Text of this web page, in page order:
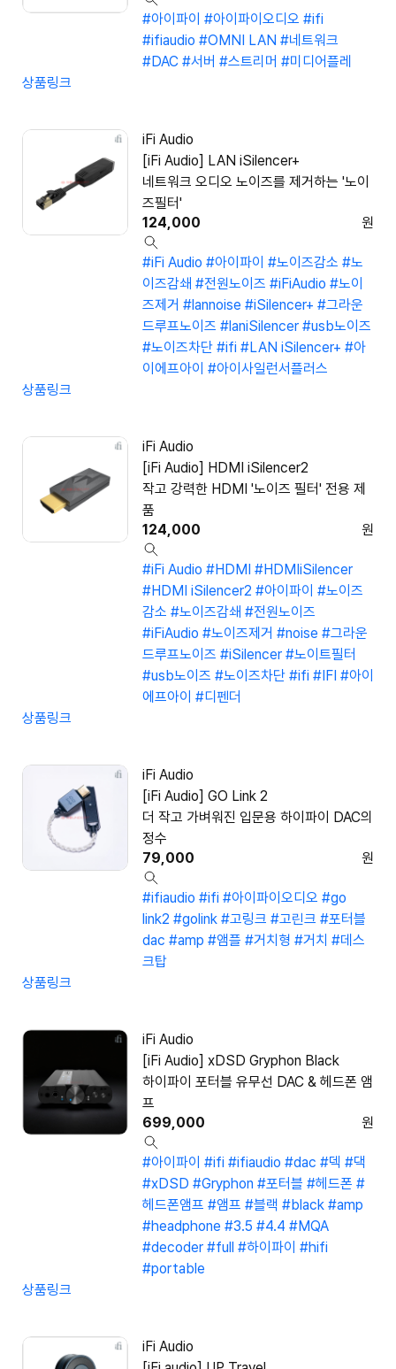
#아이파이 #아이파이오디오 #ifi
#ifiaudio #OMNI LAN #네트워크
#DAC #서버 #스트리머 #미디어플레
상품링크
iFi Audio
[iFi Audio] LAN iSilencer+
네트워크 오디오 노이즈를 제거하는 '노이
즈필터'
124,000
원
#iFi Audio #아이파이 #노이즈감소 #노
이즈감쇄 #전원노이즈 #iFiAudio #노이
즈제거 #lannoise #iSilencer+ #그라운
드루프노이즈 #laniSilencer #usb노이즈
#노이즈차단 #ifi #LAN iSilencer+ #아
이에프아이 #아이사일런서플러스
상품링크
iFi Audio
[iFi Audio] HDMI iSilencer2
작고 강력한 HDMI '노이즈 필터' 전용 제
품
124,000
원
#iFi Audio #HDMI #HDMIiSilencer
#HDMI iSilencer2 #아이파이 #노이즈
감소 #노이즈감쇄 #전원노이즈
#iFiAudio #노이즈제거 #noise #그라운
드루프노이즈 #iSilencer #노이트필터
#usb노이즈 #노이즈차단 #ifi #IFI #아이
에프아이 #디펜더
상품링크
iFi Audio
[iFi Audio] GO Link 2
더 작고 가벼워진 입문용 하이파이 DAC의
정수
79,000
원
#ifiaudio #ifi #아이파이오디오 #go
link2 #golink #고링크 #고린크 #포터블
dac #amp #앰플 #거치형 #거치 #데스
크탑
상품링크
iFi Audio
[iFi Audio] xDSD Gryphon Black
하이파이 포터블 유무선 DAC & 헤드폰 앰
프
699,000
원
#아이파이 #ifi #ifiaudio #dac #덱 #댁
#xDSD #Gryphon #포터블 #헤드폰 #
헤드폰앰프 #앰프 #블랙 #black #amp
#headphone #3.5 #4.4 #MQA
#decoder #full #하이파이 #hifi
#portable
상품링크
iFi Audio